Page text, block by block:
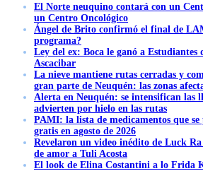
El Norte neuquino contará con un
un Centro Oncológico
Ángel de Brito confirmó el final de
programa?
Ley del ex: Boca le ganó a Estudiantes
Ascacibar
La nieve mantiene rutas cerradas y
gran parte de Neuquén: las zonas
Alerta en Neuquén: se intensifican las
advierten por hielo en las rutas
PAMI: la lista de medicamentos que se
gratis en agosto de 2026
Revelaron un video inédito de Luck
de amor a Tuli Acosta
El look de Elina Costantini a lo Frida